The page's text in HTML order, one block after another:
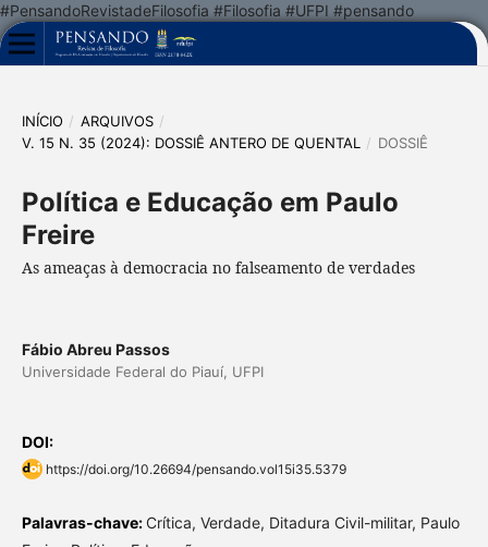
#PensandoRevistadeFilosofia #Filosofia #UFPI #pensando
INÍCIO / ARQUIVOS /
V. 15 N. 35 (2024): DOSSIÊ ANTERO DE QUENTAL
/ DOSSIÊ
Política e Educação em Paulo
Freire
As ameaças à democracia no falseamento de verdades
Fábio Abreu Passos
Universidade Federal do Piauí, UFPI
DOI:
https://doi.org/10.26694/pensando.vol15i35.5379
Palavras-chave: Crítica, Verdade, Ditadura Civil-militar, Paulo